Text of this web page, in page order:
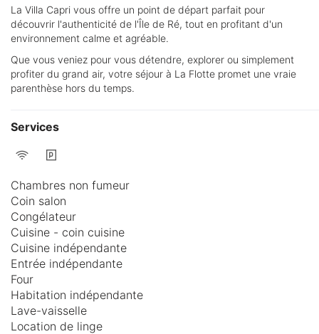
La Villa Capri vous offre un point de départ parfait pour
découvrir l'authenticité de l'Île de Ré, tout en profitant d'un
environnement calme et agréable.
Que vous veniez pour vous détendre, explorer ou simplement
profiter du grand air, votre séjour à La Flotte promet une vraie
parenthèse hors du temps.
Services
Chambres non fumeur
Coin salon
Congélateur
Cuisine - coin cuisine
Cuisine indépendante
Entrée indépendante
Four
Habitation indépendante
Lave-vaisselle
Location de linge